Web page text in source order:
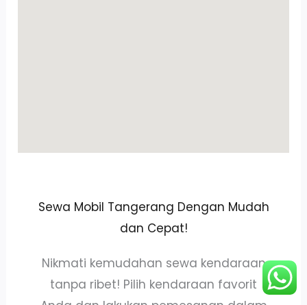
Sewa Mobil Tangerang Dengan Mudah
dan Cepat!
Nikmati kemudahan sewa kendaraan
tanpa ribet! Pilih kendaraan favorit